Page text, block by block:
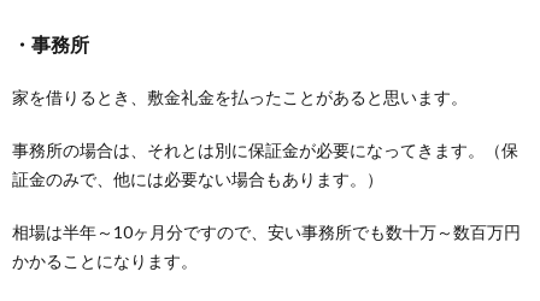
・事務所
家を借りるとき、敷金礼金を払ったことがあると思います。
事務所の場合は、それとは別に保証金が必要になってきます。（保
証金のみで、他には必要ない場合もあります。）
相場は半年～10ヶ月分ですので、安い事務所でも数十万～数百万円
かかることになります。